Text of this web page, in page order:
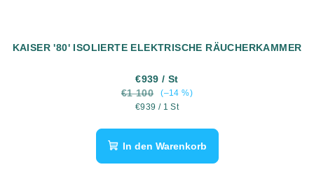
KAISER '80' ISOLIERTE ELEKTRISCHE RÄUCHERKAMMER
€939/ St
€1 100
(–14 %)
Verkaufspreis:
€939 / 1 St
In den Warenkorb